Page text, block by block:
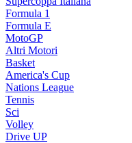
Formula 1
Formula E
MotoGP
Altri Motori
Basket
America's Cup
Nations League
Tennis
Sci
Volley
Drive UP